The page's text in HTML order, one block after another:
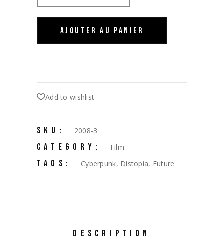
AJOUTER AU PANIER
Add to wishlist
SKU: 2008-3
CATEGORY: Film
TAGS: Cyberpunk, Distopia, Future
DESCRIPTION